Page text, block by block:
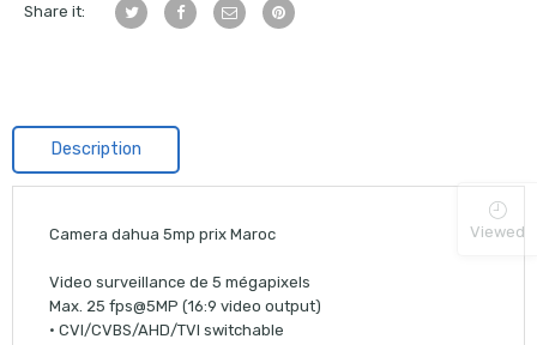
Share it:
Description
Camera dahua 5mp prix Maroc
Video surveillance de 5 mégapixels
Max. 25 fps@5MP (16:9 video output)
· CVI/CVBS/AHD/TVI switchable
Viewed